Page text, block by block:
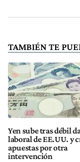
TAMBIÉN TE
Yen sube tras débil
laboral de EE.UU. y
apuestas por otra
intervención